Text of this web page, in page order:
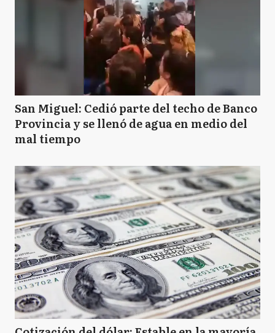
San Miguel: Cedió parte del techo de Banco
Provincia y se llenó de agua en medio del
mal tiempo